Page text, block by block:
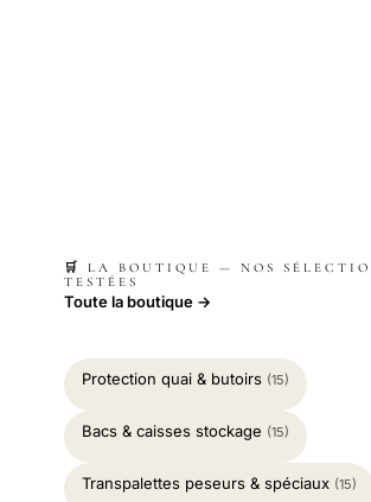
🛒 LA BOUTIQUE — NOS
TESTÉES
Toute la boutique →
Protection quai & butoirs (15)
Bacs & caisses stockage (15)
Transpalettes peseurs & spéciaux (15)